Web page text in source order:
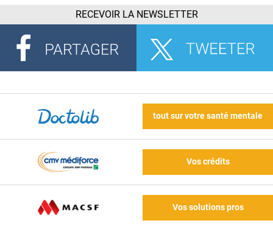
RECEVOIR LA NEWSLETTER
tout sur votre santé mentale
Vos crédits
Vos solutions pros